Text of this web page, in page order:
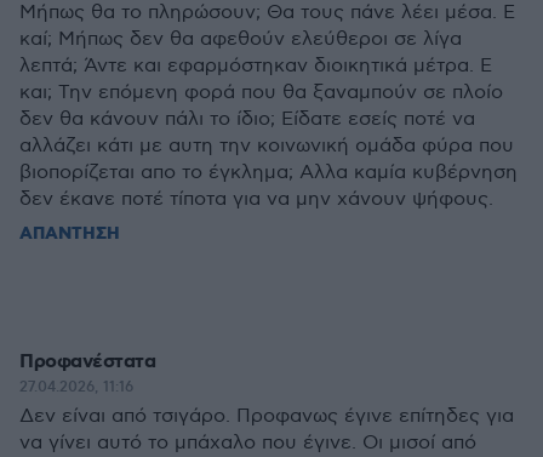
Μήπως θα το πληρώσουν; Θα τους πάνε λέει μέσα. Ε
καί; Μήπως δεν θα αφεθούν ελεύθεροι σε λίγα
λεπτά; Άντε και εφαρμόστηκαν διοικητικά μέτρα. Ε
και; Την επόμενη φορά που θα ξαναμπούν σε πλοίο
δεν θα κάνουν πάλι το ίδιο; Είδατε εσείς ποτέ να
αλλάζει κάτι με αυτη την κοινωνική ομάδα φύρα που
βιοπορίζεται απο το έγκλημα; Αλλα καμία κυβέρνηση
δεν έκανε ποτέ τίποτα για να μην χάνουν ψήφους.
ΑΠΑΝΤΗΣΗ
Προφανέστατα
27.04.2026, 11:16
Δεν είναι από τσιγάρο. Προφανως έγινε επίτηδες για
να γίνει αυτό το μπάχαλο που έγινε. Οι μισοί από